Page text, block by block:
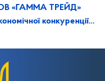
«ГАММА ТРЕЙД»
конкуренції